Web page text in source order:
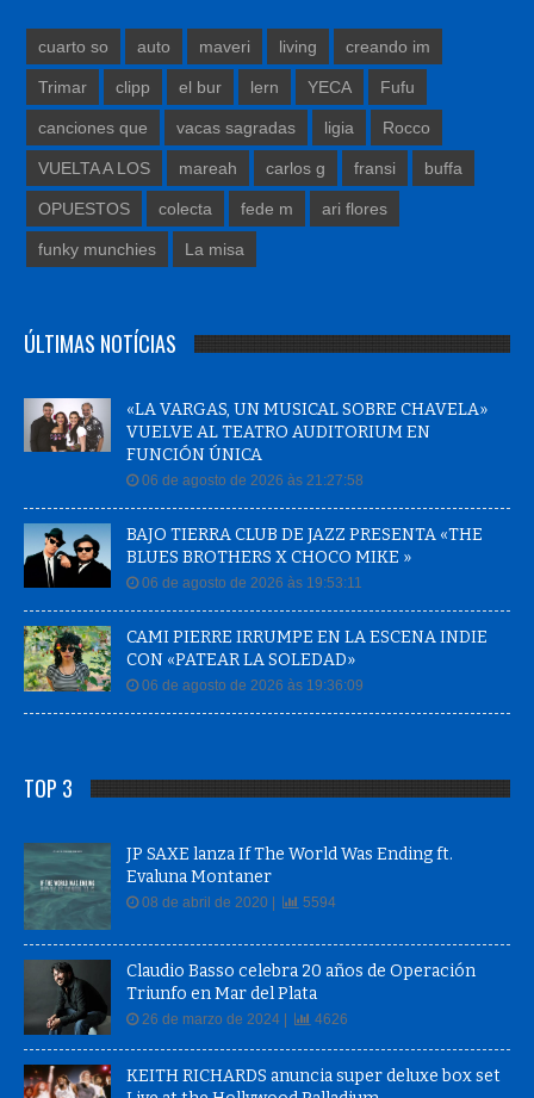
cuarto so auto maveri living creando im
Trimar clipp el bur lern YECA Fufu
canciones que vacas sagradas ligia Rocco
VUELTA A LOS mareah carlos g fransi buffa
OPUESTOS colecta fede m ari flores
funky munchies La misa
ÚLTIMAS NOTÍCIAS
«LA VARGAS, UN MUSICAL SOBRE CHAVELA»
VUELVE AL TEATRO AUDITORIUM EN
FUNCIÓN ÚNICA
06 de agosto de 2026 às 21:27:58
BAJO TIERRA CLUB DE JAZZ PRESENTA «THE
BLUES BROTHERS X CHOCO MIKE »
06 de agosto de 2026 às 19:53:11
CAMI PIERRE IRRUMPE EN LA ESCENA INDIE
CON «PATEAR LA SOLEDAD»
06 de agosto de 2026 às 19:36:09
TOP 3
JP SAXE lanza If The World Was Ending ft.
Evaluna Montaner
08 de abril de 2020 | 5594
Claudio Basso celebra 20 años de Operación
Triunfo en Mar del Plata
26 de marzo de 2024 | 4626
KEITH RICHARDS anuncia super deluxe box set